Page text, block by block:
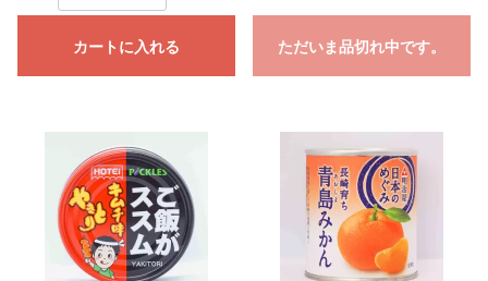
カートに入れる ただいま品切れ中です。